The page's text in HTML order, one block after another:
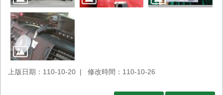
上版日期：110-10-20 修改時間：110-10-26